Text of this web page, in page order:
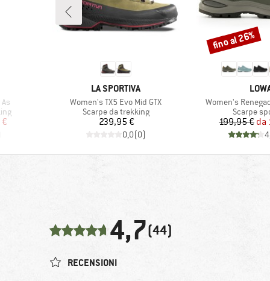
MARCHIO
LA SPORTIVA
Articolo
Women's TX5 Evo Mid GTX
Gruppo di prodotti
Scarpe da trekking
Prezzo
239,95 €
0,0(0)
Articolo
Women's
Gruppo
Scarpe
199,95 € da
Sconto
fino al 26%
4,7(44)
RECENSIONI